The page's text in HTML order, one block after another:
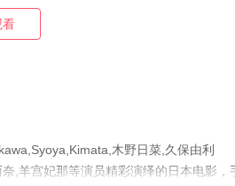
看
木野日菜,久保由利
,羊宫妃那等演员精彩演绎的日本电影，